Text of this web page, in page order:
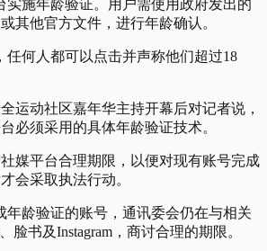
实施年龄验证。用户需使用政府发出的
其他官方文件，进行年龄确认。
任何人都可以点击并声称他们超过18
运动社区嘉年华主持开幕后对记者说，
必须采用的具体年龄验证技术。
媒平台合理期限，以便对现有账号完成
会采取执法行动。
年龄验证的账号，通讯委会仍在与相关
脸书及Instagram，商讨合理的期限。